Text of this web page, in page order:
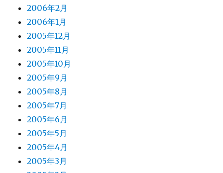
2006年2月
2006年1月
2005年12月
2005年11月
2005年10月
2005年9月
2005年8月
2005年7月
2005年6月
2005年5月
2005年4月
2005年3月